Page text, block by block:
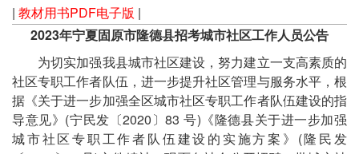
| 教材用书PDF电子版 |
2023年宁夏固原市隆德县招考城市社区工作人员公告
为切实加强我县城市社区建设，努力建立一支高素质的
社区专职工作者队伍，进一步提升社区管理与服务水平，根
据《关于进一步加强全区城市社区专职工作者队伍建设的指
导意见》(宁民发〔2020〕83 号)《隆德县关于进一步加强
城市社区专职工作者队伍建设的实施方案》(隆民发